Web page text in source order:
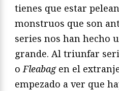
tienes que estar
monstruos que son
series nos han hecho
grande. Al triunfar
oFleabagen el
empezado a ver que